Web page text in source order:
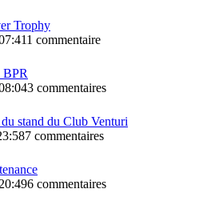
Trophy
1 commentaire
BPR
3 commentaires
stand du Club Venturi
7 commentaires
6 commentaires